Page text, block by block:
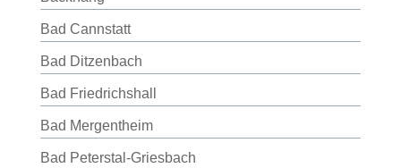
Bad Cannstatt
Bad Ditzenbach
Bad Friedrichshall
Bad Mergentheim
Bad Peterstal-Griesbach